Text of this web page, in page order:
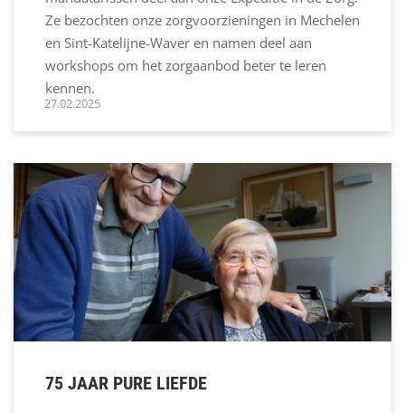
Ze bezochten onze zorgvoorzieningen in Mechelen
en Sint-Katelijne-Waver en namen deel aan
workshops om het zorgaanbod beter te leren
kennen.
27.02.2025
75 JAAR PURE LIEFDE